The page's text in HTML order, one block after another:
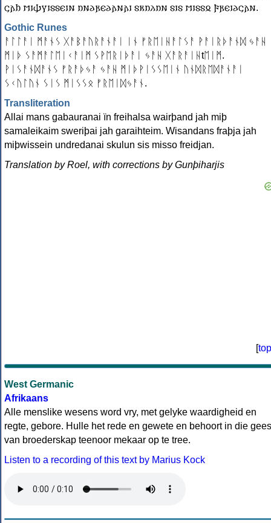
𐌾𐌰𐌷 𐌼𐌹𐌸𐍅𐌹𐍃𐍃𐌴𐌹𐌽 𐌿𐌽𐌳𐍂𐌴𐌳𐌰𐌽𐌰𐌹 𐍃𐌺𐌿𐌻𐌿𐌽 𐍃𐌹𐍃 𐌼𐌹𐍃𐍃𐍉 𐍆𐍂𐌴𐌹𐌳𐌾𐌰𐌽.
Gothic Runes
ᚨᛚᛚᚨᛁ ᛗᚨᚾᛊ ᚷᚨᛒᚨᚢᚱᚨᚾᚨᛁ ᛁᚾ ᚠᚱᛖᛁᚺᚨᛚᛊᚨ ᚹᚨᛁᚱᚦᚨᚾᛞ ᛃᚨᚺ
ᛗᛁᚦ ᛊᚨᛗᚨᛚᛖᛁᚲᚨᛁᛗ ᛊᚹᛖᚱᛁᚦᚨᛁ ᛃᚨᚺ ᚷᚨᚱᚨᛁᚺtᛖᛁᛗ.
ᚹᛁᛊᚨᚾᛞᚨᚾᛊ ᚠᚱᚨᚦᛃᚨ ᛃᚨᚺ ᛗᛁᚦᚹᛁᛊᛊᛖᛁᚾ ᚢᚾᛞᚱᛖᛞᚨᚾᚨᛁ
ᛊᚲᚢᛚᚢᚾ ᛊᛁᛊ ᛗᛁᛊᛊᛟ ᚠᚱᛖᛁᛞᛃᚨᚾ.
Transliteration
Allai mans gabauranai ïn freihalsa wairþand jah miþ
samaleikaim sweriþai jah garaihteim. Wisandans fraþja jah
miþwissein undredanai skulun sis misso freidjan.
Translation by Roel, with corrections by Gunþiharjis
[top
West Germanic
Afrikaans
Alle menslike wesens word vry, met gelyke waardigheid en
regte, gebore. Hulle het rede en gewete en behoort in die gees
van broederskap teenoor mekaar op te tree.
Listen to a recording of this text by Marius Kock